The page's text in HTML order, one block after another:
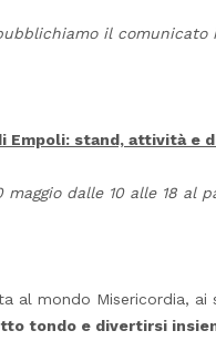
il comunicato
Empoli: stand, attività e
maggio dalle 10 alle 18 al
al mondo Misericordia,
tondo e divertirsi